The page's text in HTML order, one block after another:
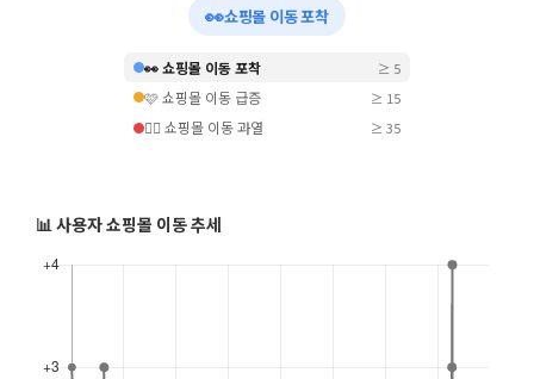
👀쇼핑몰 이동 포착
👀 쇼핑몰 이동 포착 ≥ 5
🩷 쇼핑몰 이동 급증 ≥ 15
❤️‍🔥 쇼핑몰 이동 과열 ≥ 35
📊 사용자 쇼핑몰 이동 추세